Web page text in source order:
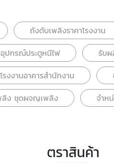
ถังดับเพลิงราคาโรงงาน
ปกรณ์ประตูหนีไฟ รับผ
งงานอาคารสำนักงาน
ลิง ชุดผจญเพลิง
จำห
ตราสินค้า